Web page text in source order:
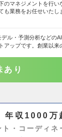
のマネジメントを行い
も業務をお任せいた
ル・予測分析などの
アップです。創業以来
あり
収1000万
ト・コーディネ